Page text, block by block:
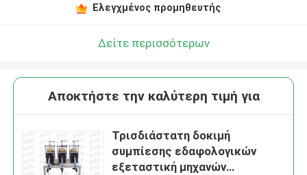
Ελεγχμένος προμηθευτής
Δείτε περισσότερων
Αποκτήστε την καλύτερη τιμή για
Τρισδιάστατη δοκιμή
συμπίεσης εδαφολογικών
εξεταστική μηχανών